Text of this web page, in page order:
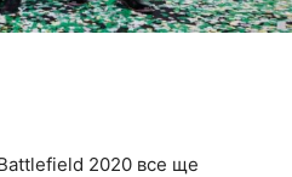
2020 все ще